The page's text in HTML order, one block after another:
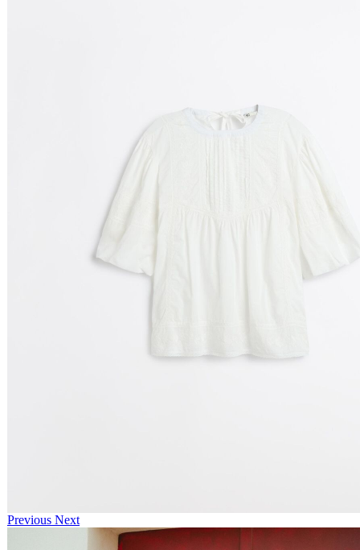
Previous Next